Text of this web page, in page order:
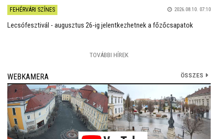
FEHÉRVÁRI SZÍNES 2026.08.10. 07:10
Lecsófesztivál - augusztus 26-ig jelentkezhetnek a főzőcsapatok
TOVÁBBI HÍREK
WEBKAMERA ÖSSZES